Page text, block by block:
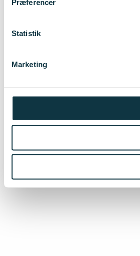
Præferencer
Statistik
Marketing